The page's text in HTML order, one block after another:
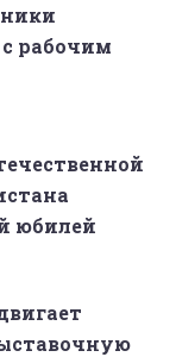
рабочим
юбилей